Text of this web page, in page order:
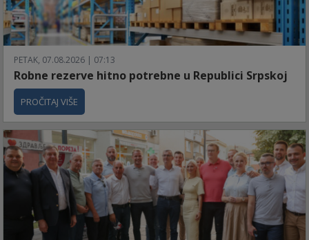
PETAK, 07.08.2026 | 07:13
Robne rezerve hitno potrebne u Republici Srpskoj
PROČITAJ VIŠE